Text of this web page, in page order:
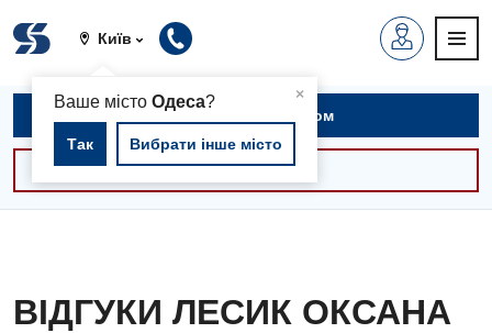
Київ
×
Ваше містоОдеса?
Так Вибрати інше місто
Записатися на прийом
Консультації -30%
ВІДГУКИ ЛЕСИК ОКСАНА